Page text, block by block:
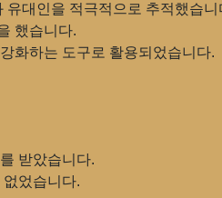
대인을 적극적으로 추적했습니
했습니다.
화하는 도구로 활용되었습니다.
받았습니다.
었습니다.